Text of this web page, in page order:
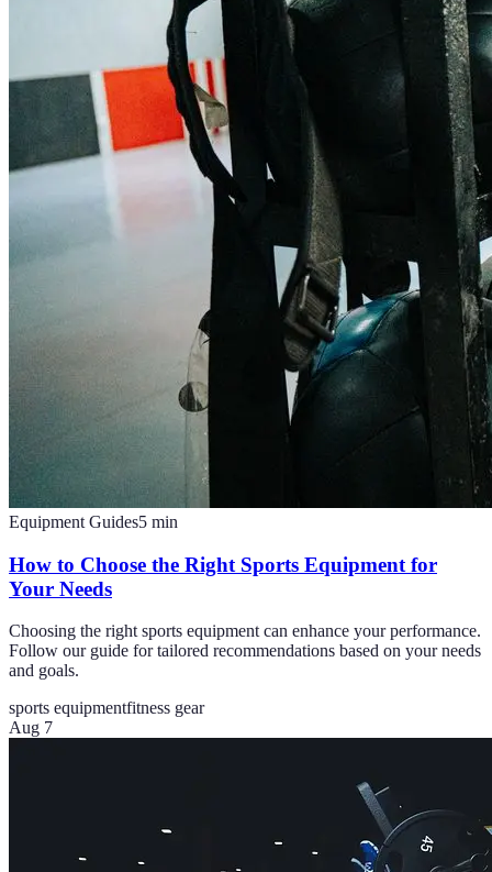
Equipment Guides5 min
How to Choose the Right Sports Equipment for
Your Needs
Choosing the right sports equipment can enhance your performance.
Follow our guide for tailored recommendations based on your needs
and goals.
sports equipmentfitness gear
Aug 7